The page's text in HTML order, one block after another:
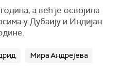
а већ је освојила
у Дубаију и Индијан
Мира Андрејева